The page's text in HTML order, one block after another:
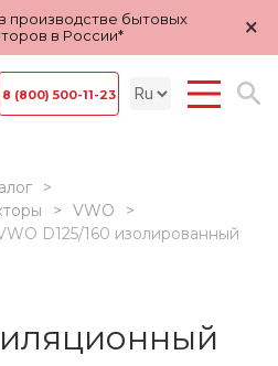
производстве бытовых
в России*
×
8 (800) 500-11-23
VWO
D125/160 изолированный